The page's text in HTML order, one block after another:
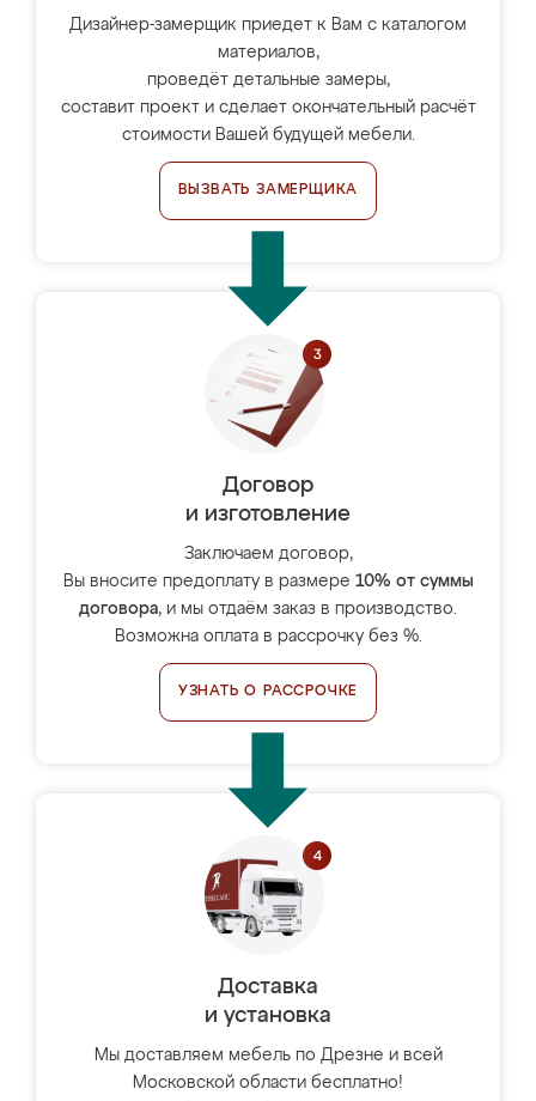
Дизайнер-замерщик приедет к Вам с каталогом
материалов,
проведёт детальные замеры,
составит проект и сделает окончательный расчёт
стоимости Вашей будущей мебели.
ВЫЗВАТЬ ЗАМЕРЩИКА
Договор
и изготовление
Заключаем договор,
Вы вносите предоплату в размере 10% от суммы
договора, и мы отдаём заказ в производство.
Возможна оплата в рассрочку без %.
УЗНАТЬ О РАССРОЧКЕ
Доставка
и установка
Мы доставляем мебель по Дрезне и всей
Московской области бесплатно!